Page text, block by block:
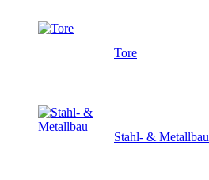
Tore
Stahl- & Metallbau